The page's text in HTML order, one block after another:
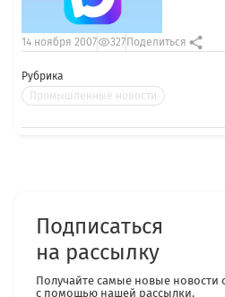
Рубрика
Промышленные новости
14 ноября 2007 327 Поделиться
Подписаться
на рассылку
Получайте самые новые новости
с помощью нашей рассылки.